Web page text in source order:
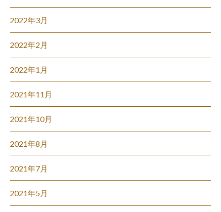
2022年3月
2022年2月
2022年1月
2021年11月
2021年10月
2021年8月
2021年7月
2021年5月